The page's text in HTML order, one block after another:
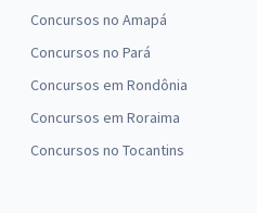
Concursos no Amapá
Concursos no Pará
Concursos em Rondônia
Concursos em Roraima
Concursos no Tocantins